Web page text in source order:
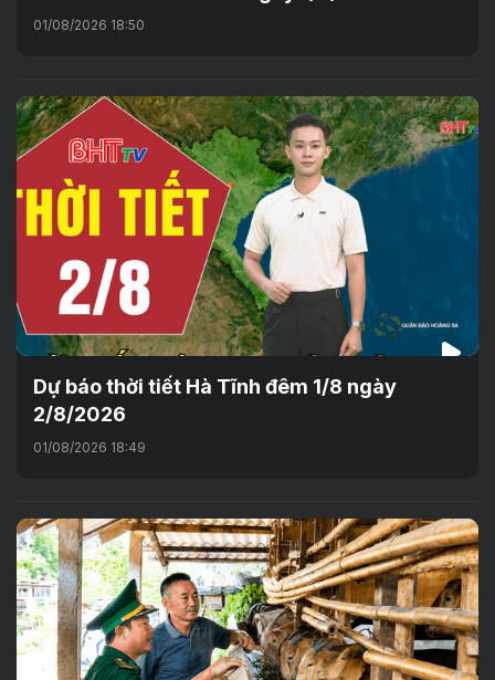
01/08/2026 18:50
Dự báo thời tiết Hà Tĩnh đêm 1/8 ngày
2/8/2026
01/08/2026 18:49